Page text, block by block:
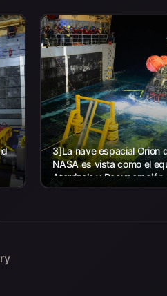
3]La nave espacial Orion
NASA es vista como el
Aterrizaje y Recuperación
agencia, junto con el